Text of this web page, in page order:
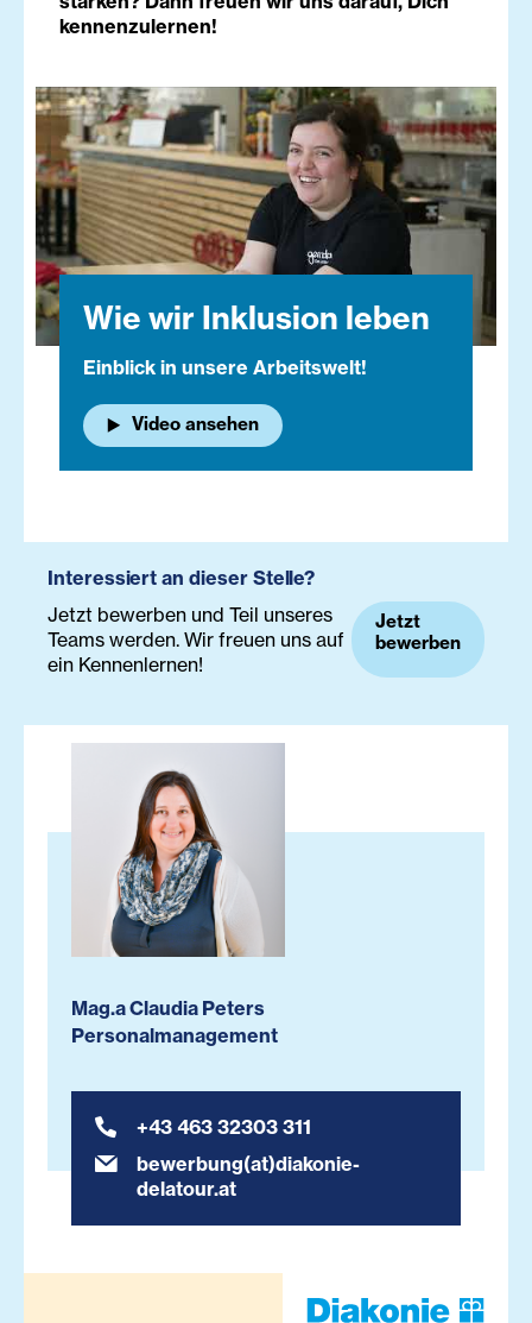
kennenzulernen!
Wie wir Inklusion leben
Einblick in unsere Arbeitswelt!
Video ansehen
Interessiert an dieser Stelle?
Jetzt bewerben und Teil unseres
Teams werden. Wir freuen uns auf
ein Kennenlernen!
Jetzt
bewerben
Mag.a Claudia Peters
Personalmanagement
+43 463 32303 311
bewerbung(at)diakonie-
delatour.at